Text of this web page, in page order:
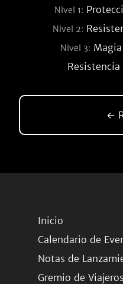
Nivel 1:
Nivel 2:
Nivel 3:
←
Inicio
Calendario de
Notas de
Gremio de Viajeros